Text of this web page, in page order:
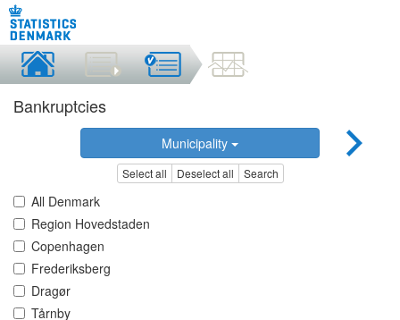
Bankruptcies
Municipality
Select all Deselect all Search
All Denmark
Region Hovedstaden
Copenhagen
Frederiksberg
Dragør
Tårnby